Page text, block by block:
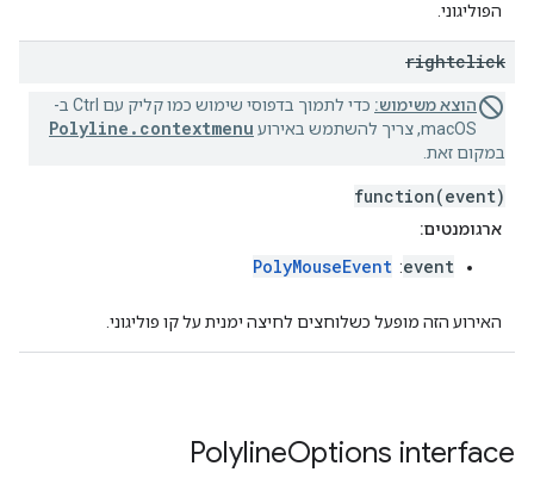
הפוליגוני.
rightclick
הוצא משימוש:
כדי לתמוך בדפוסי שימוש כמו קליק עם Ctrl ב-
macOS, צריך להשתמש באירוע
Polyline.contextmenu
במקום זאת.
function(event)
ארגומנטים:
event
:
PolyMouseEvent
האירוע הזה מופעל כשלוחצים לחיצה ימנית על קו פוליגוני.
PolylineOptions interface